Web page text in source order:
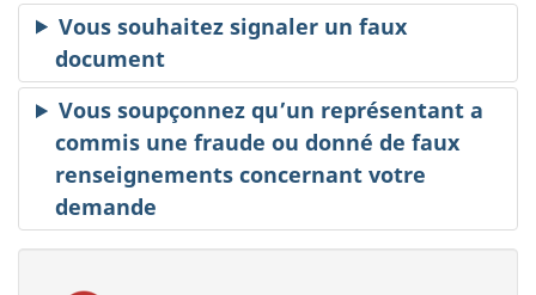
Vous souhaitez signaler un faux
document
Vous soupçonnez qu’un représentant a
commis une fraude ou donné de faux
renseignements concernant votre
demande